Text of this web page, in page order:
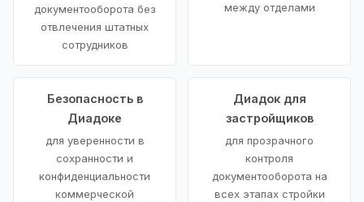
документооборота без
отвлечения штатных
сотрудников
между отделами
Безопасность в
Диадоке
для уверенности в
сохранности и
конфиденциальности
коммерческой
Диадок для
застройщиков
для прозрачного
контроля
документооборота на
всех этапах стройки